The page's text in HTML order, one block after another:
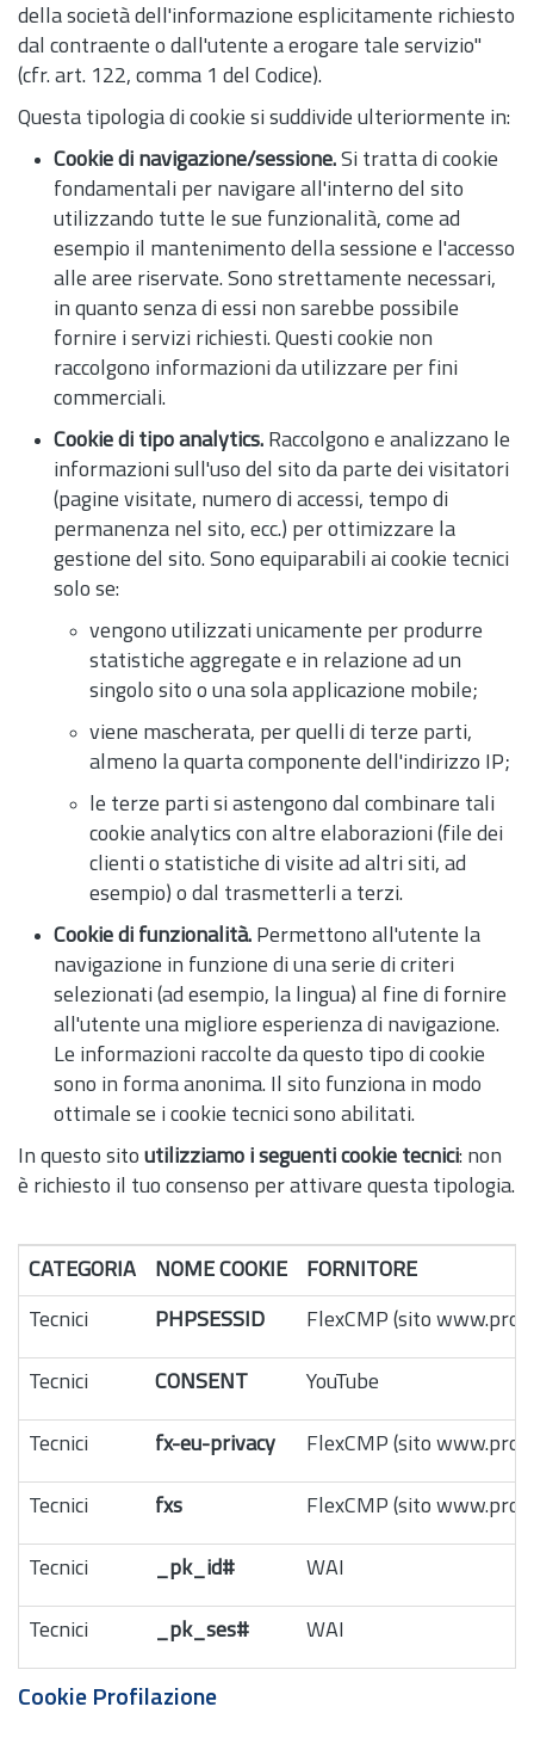
della società dell'informazione esplicitamente richiesto
dal contraente o dall'utente a erogare tale servizio"
(cfr. art. 122, comma 1 del Codice).
Questa tipologia di cookie si suddivide ulteriormente in:
Cookie di navigazione/sessione. Si tratta di cookie
fondamentali per navigare all'interno del sito
utilizzando tutte le sue funzionalità, come ad
esempio il mantenimento della sessione e l'accesso
alle aree riservate. Sono strettamente necessari,
in quanto senza di essi non sarebbe possibile
fornire i servizi richiesti. Questi cookie non
raccolgono informazioni da utilizzare per fini
commerciali.
Cookie di tipo analytics. Raccolgono e analizzano le
informazioni sull'uso del sito da parte dei visitatori
(pagine visitate, numero di accessi, tempo di
permanenza nel sito, ecc.) per ottimizzare la
gestione del sito. Sono equiparabili ai cookie tecnici
solo se:
vengono utilizzati unicamente per produrre
statistiche aggregate e in relazione ad un
singolo sito o una sola applicazione mobile;
viene mascherata, per quelli di terze parti,
almeno la quarta componente dell'indirizzo IP;
le terze parti si astengono dal combinare tali
cookie analytics con altre elaborazioni (file dei
clienti o statistiche di visite ad altri siti, ad
esempio) o dal trasmetterli a terzi.
Cookie di funzionalità. Permettono all'utente la
navigazione in funzione di una serie di criteri
selezionati (ad esempio, la lingua) al fine di fornire
all'utente una migliore esperienza di navigazione.
Le informazioni raccolte da questo tipo di cookie
sono in forma anonima. Il sito funziona in modo
ottimale se i cookie tecnici sono abilitati.
In questo sito utilizziamo i seguenti cookie tecnici: non
è richiesto il tuo consenso per attivare questa tipologia.
CATEGORIA NOME COOKIE FORNITORE
Tecnici PHPSESSID FlexCMP (sito
Tecnici CONSENT YouTube
Tecnici fx-eu-privacy FlexCMP (sito
Tecnici fxs FlexCMP (sito
Tecnici _pk_id# WAI
Tecnici _pk_ses# WAI
Cookie Profilazione